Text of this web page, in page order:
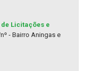
de Licitações e
- Bairro Aningas e